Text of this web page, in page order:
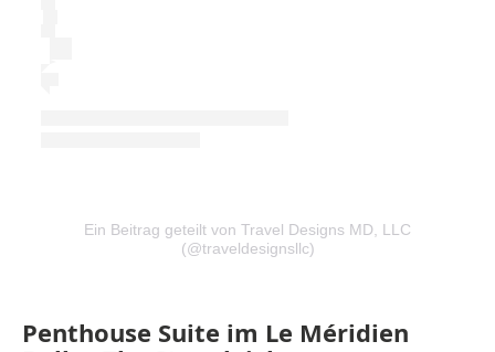
Ein Beitrag geteilt von Travel Designs MD, LLC
(@traveldesignsllc)
Penthouse Suite im Le Méridien